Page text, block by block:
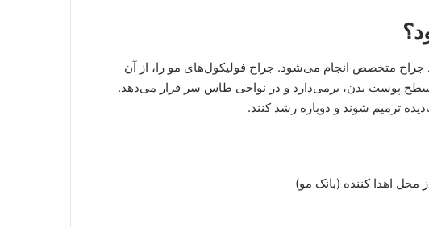
متخصص انجام می­‌شود. جراح فولیکول­‌های مو را، از آن
پوست بدن، برمی­‌دارد و در نواحی طاس سر قرار می­‌دهد.
ترمیم شوند و دوباره رشد کنند.
محل اهدا کننده (بانک مو)